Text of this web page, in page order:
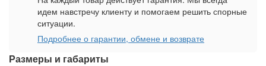
Размеры и габариты
идем навстречу клиенту и помогаем решить спорные
ситуации.
Подробнее о гарантии, обмене и возврате